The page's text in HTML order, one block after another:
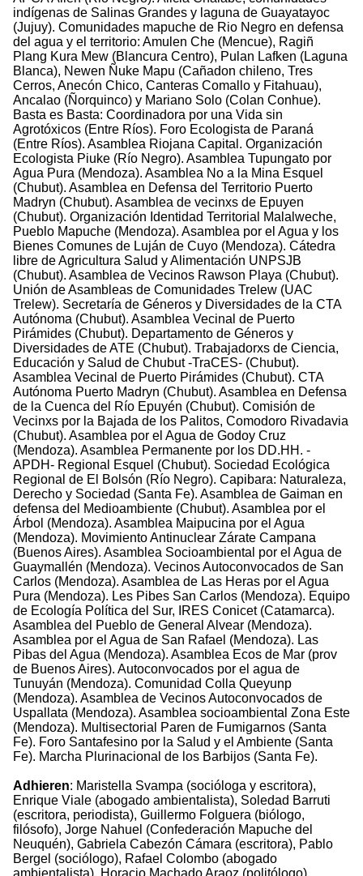
indígenas de Salinas Grandes y laguna de Guayatayoc
(Jujuy). Comunidades mapuche de Rio Negro en defensa
del agua y el territorio: Amulen Che (Mencue), Ragiñ
Plang Kura Mew (Blancura Centro), Pulan Lafken (Laguna
Blanca), Newen Ñuke Mapu (Cañadon chileno, Tres
Cerros, Anecón Chico, Canteras Comallo y Fitahuau),
Ancalao (Ñorquinco) y Mariano Solo (Colan Conhue).
Basta es Basta: Coordinadora por una Vida sin
Agrotóxicos (Entre Ríos). Foro Ecologista de Paraná
(Entre Ríos). Asamblea Riojana Capital. Organización
Ecologista Piuke (Río Negro). Asamblea Tupungato por
Agua Pura (Mendoza). Asamblea No a la Mina Esquel
(Chubut). Asamblea en Defensa del Territorio Puerto
Madryn (Chubut). Asamblea de vecinxs de Epuyen
(Chubut). Organización Identidad Territorial Malalweche,
Pueblo Mapuche (Mendoza). Asamblea por el Agua y los
Bienes Comunes de Luján de Cuyo (Mendoza). Cátedra
libre de Agricultura Salud y Alimentación UNPSJB
(Chubut). Asamblea de Vecinos Rawson Playa (Chubut).
Unión de Asambleas de Comunidades Trelew (UAC
Trelew). Secretaría de Géneros y Diversidades de la CTA
Autónoma (Chubut). Asamblea Vecinal de Puerto
Pirámides (Chubut). Departamento de Géneros y
Diversidades de ATE (Chubut). Trabajadorxs de Ciencia,
Educación y Salud de Chubut -TraCES- (Chubut).
Asamblea Vecinal de Puerto Pirámides (Chubut). CTA
Autónoma Puerto Madryn (Chubut). Asamblea en Defensa
de la Cuenca del Río Epuyén (Chubut). Comisión de
Vecinxs por la Bajada de los Palitos, Comodoro Rivadavia
(Chubut). Asamblea por el Agua de Godoy Cruz
(Mendoza). Asamblea Permanente por los DD.HH. -
APDH- Regional Esquel (Chubut). Sociedad Ecológica
Regional de El Bolsón (Río Negro). Capibara: Naturaleza,
Derecho y Sociedad (Santa Fe). Asamblea de Gaiman en
defensa del Medioambiente (Chubut). Asamblea por el
Árbol (Mendoza). Asamblea Maipucina por el Agua
(Mendoza). Movimiento Antinuclear Zárate Campana
(Buenos Aires). Asamblea Socioambiental por el Agua de
Guaymallén (Mendoza). Vecinos Autoconvocados de San
Carlos (Mendoza). Asamblea de Las Heras por el Agua
Pura (Mendoza). Les Pibes San Carlos (Mendoza). Equipo
de Ecología Política del Sur, IRES Conicet (Catamarca).
Asamblea del Pueblo de General Alvear (Mendoza).
Asamblea por el Agua de San Rafael (Mendoza). Las
Pibas del Agua (Mendoza). Asamblea Ecos de Mar (prov
de Buenos Aires). Autoconvocados por el agua de
Tunuyán (Mendoza). Comunidad Colla Queyunp
(Mendoza). Asamblea de Vecinos Autoconvocados de
Uspallata (Mendoza). Asamblea socioambiental Zona Este
(Mendoza). Multisectorial Paren de Fumigarnos (Santa
Fe). Foro Santafesino por la Salud y el Ambiente (Santa
Fe). Marcha Plurinacional de los Barbijos (Santa Fe).
Adhieren: Maristella Svampa (socióloga y escritora),
Enrique Viale (abogado ambientalista), Soledad Barruti
(escritora, periodista), Guillermo Folguera (biólogo,
filósofo), Jorge Nahuel (Confederación Mapuche del
Neuquén), Gabriela Cabezón Cámara (escritora), Pablo
Bergel (sociólogo), Rafael Colombo (abogado